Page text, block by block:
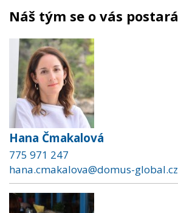
Náš tým se o vás postará
Hana Čmakalová
775 971 247
hana.cmakalova@domus-global.cz